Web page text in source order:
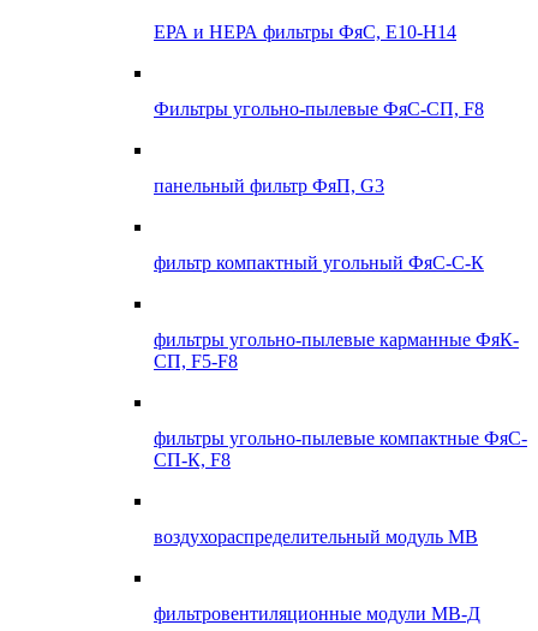
ЕРА и НЕРА фильтры ФяС, E10-H14
Фильтры угольно-пылевые ФяС-СП, F8
панельный фильтр ФяП, G3
фильтр компактный угольный ФяС-С-К
фильтры угольно-пылевые карманные ФяК-
СП, F5-F8
фильтры угольно-пылевые компактные ФяС-
СП-К, F8
воздухораспределительный модуль МВ
фильтровентиляционные модули МВ-Д